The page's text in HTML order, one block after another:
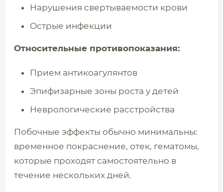
Нарушения свертываемости крови
Острые инфекции
Относительные противопоказания:
Прием антикоагулянтов
Эпифизарные зоны роста у детей
Неврологические расстройства
Побочные эффекты обычно минимальны:
временное покраснение, отек, гематомы,
которые проходят самостоятельно в
течение нескольких дней.